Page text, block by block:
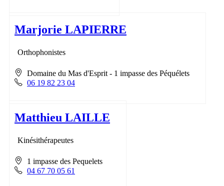
Marjorie LAPIERRE
Orthophonistes
Domaine du Mas d'Esprit - 1 impasse des Péquélets
06 19 82 23 04
Matthieu LAILLE
Kinésithérapeutes
1 impasse des Pequelets
04 67 70 05 61